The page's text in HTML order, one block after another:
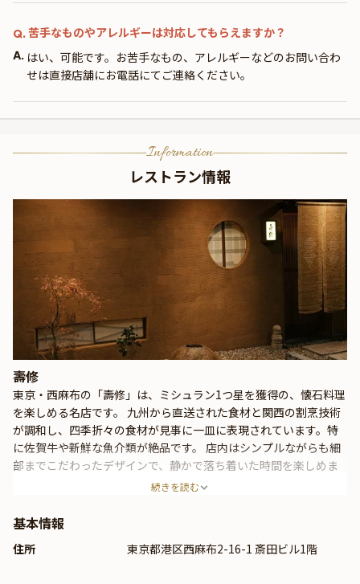
Q.苦手なものやアレルギーは対応してもらえますか？
A. はい、可能です。お苦手なもの、アレルギーなどのお問い合わ
せは直接店舗にお電話にてご連絡ください。
Information
レストラン情報
壽修
東京・西麻布の「壽修」は、ミシュラン1つ星を獲得の、懐石料理
を楽しめる名店です。 九州から直送された食材と関西の割烹技術
が調和し、四季折々の食材が見事に一皿に表現されています。特
に佐賀牛や新鮮な魚介類が絶品です。 店内はシンプルながらも細
部までこだわったデザインで、静かで落ち着いた時間を楽しめま
す。 都会の隠れ家として、特別なディナーにおすすめです。
続きを読む
基本情報
住所 東京都港区西麻布2-16-1 斎田ビル1階